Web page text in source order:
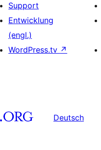
Support
Entwicklung
(engl.)
WordPress.tv ↗
Deutsch